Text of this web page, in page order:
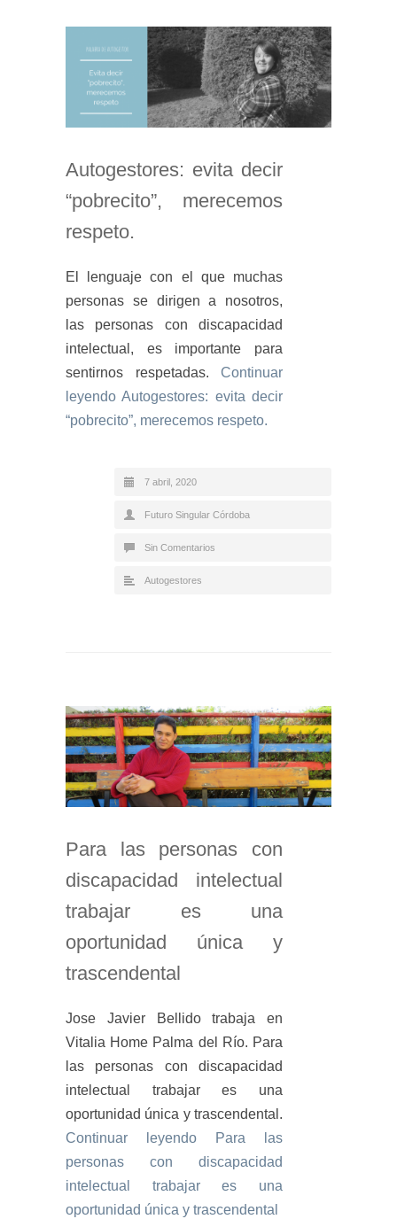
Autogestores: evita decir
“pobrecito”, merecemos
respeto.
El lenguaje con el que muchas
personas se dirigen a nosotros,
las personas con discapacidad
intelectual, es importante para
sentirnos respetadas. Continuar
leyendo Autogestores: evita decir
“pobrecito”, merecemos respeto.
7 abril, 2020
Futuro Singular Córdoba
Sin Comentarios
Autogestores
Para las personas con
discapacidad intelectual
trabajar es una
oportunidad única y
trascendental
Jose Javier Bellido trabaja en
Vitalia Home Palma del Río. Para
las personas con discapacidad
intelectual trabajar es una
oportunidad única y trascendental.
Continuar leyendo Para las
personas con discapacidad
intelectual trabajar es una
oportunidad única y trascendental